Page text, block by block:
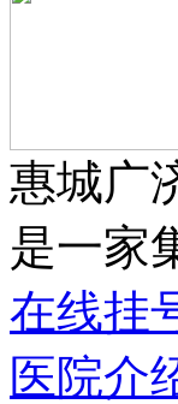
惠城广
是一家
在线挂
医院介